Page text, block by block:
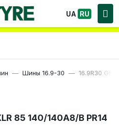
выбор Шин, быстрая
по Украине!
UA RU
Шины 16.9-30 16.9R30 GRI
85 140/140A8/B PR14